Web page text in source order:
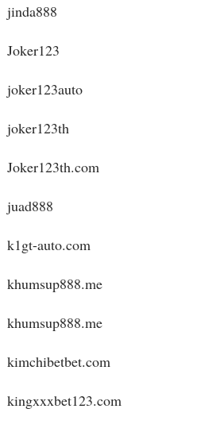
jinda888
Joker123
joker123auto
joker123th
Joker123th.com
juad888
k1gt-auto.com
khumsup888.me
khumsup888.me
kimchibetbet.com
kingxxxbet123.com